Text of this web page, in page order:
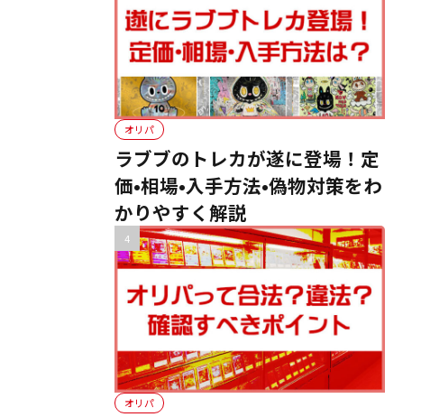
オリパ
ラブブのトレカが遂に登場！定
価•相場•入手方法•偽物対策をわ
かりやすく解説
オリパ